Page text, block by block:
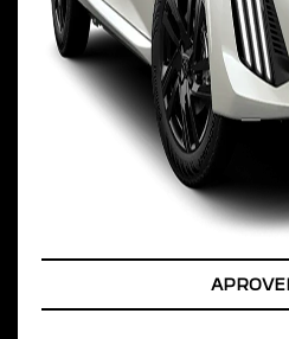
VALORIZAÇÃO NO